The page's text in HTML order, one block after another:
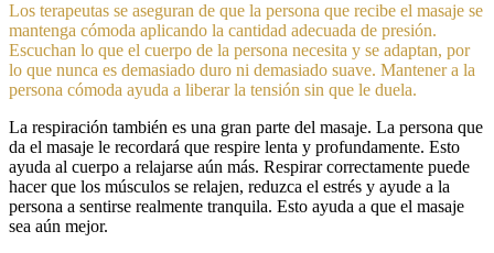
Los terapeutas se aseguran de que la persona que recibe el masaje se
mantenga cómoda aplicando la cantidad adecuada de presión.
Escuchan lo que el cuerpo de la persona necesita y se adaptan, por
lo que nunca es demasiado duro ni demasiado suave. Mantener a la
persona cómoda ayuda a liberar la tensión sin que le duela.
La respiración también es una gran parte del masaje. La persona que
da el masaje le recordará que respire lenta y profundamente. Esto
ayuda al cuerpo a relajarse aún más. Respirar correctamente puede
hacer que los músculos se relajen, reduzca el estrés y ayude a la
persona a sentirse realmente tranquila. Esto ayuda a que el masaje
sea aún mejor.